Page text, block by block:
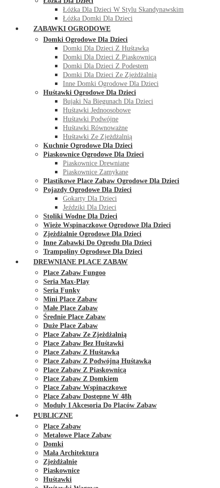
Łóżka Dla Dzieci W Stylu Skandynawskim
Łóżka Domki Dla Dzieci
ZABAWKI OGRODOWE
Domki Ogrodowe Dla Dzieci
Domki Dla Dzieci Z Huśtawką
Domki Dla Dzieci Z Piaskownicą
Domki Dla Dzieci Z Podestem
Domki Dla Dzieci Ze Zjeżdżalnią
Inne Domki Ogrodowe Dla Dzieci
Huśtawki Ogrodowe Dla Dzieci
Bujaki Na Biegunach Dla Dzieci
Huśtawki Jednoosobowe
Huśtawki Podwójne
Huśtawki Równoważne
Huśtawki Ze Zjeżdżalnią
Kuchnie Ogrodowe Dla Dzieci
Piaskownice Ogrodowe Dla Dzieci
Piaskownice Drewniane
Piaskownice Zamykane
Plastikowe Place Zabaw Ogrodowe Dla Dzieci
Pojazdy Ogrodowe Dla Dzieci
Gokarty Dla Dzieci
Jeździki Dla Dzieci
Stoliki Wodne Dla Dzieci
Wieże Wspinaczkowe Ogrodowe Dla Dzieci
Zjeżdżalnie Ogrodowe Dla Dzieci
Inne Zabawki Do Ogrodu Dla Dzieci
Trampoliny Ogrodowe Dla Dzieci
DREWNIANE PLACE ZABAW
Place Zabaw Fungoo
Seria Max-Play
Seria Funky
Mini Place Zabaw
Małe Place Zabaw
Średnie Place Zabaw
Duże Place Zabaw
Place Zabaw Ze Zjeżdżalnią
Place Zabaw Bez Huśtawki
Place Zabaw Z Huśtawką
Place Zabaw Z Podwójną Huśtawką
Place Zabaw Z Piaskownicą
Place Zabaw Z Domkiem
Place Zabaw Wspinaczkowe
Place Zabaw Dostępne W 48h
Moduły I Akcesoria Do Placów Zabaw
PUBLICZNE
Place Zabaw
Metalowe Place Zabaw
Domki
Mała Architektura
Zjeżdżalnie
Piaskownice
Huśtawki